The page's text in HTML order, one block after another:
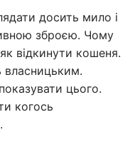
досить мило і
зброєю. Чому
відкинути кошеня.
власницьким.
цього.
когось